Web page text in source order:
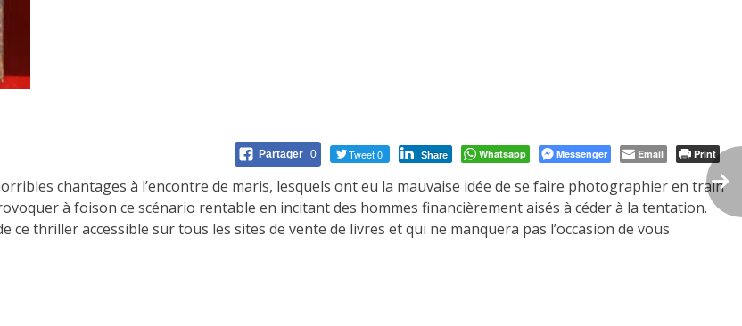
Partager 0 Tweet 0 Share Whatsapp Messenger Email Print
chantages à l’encontre de maris, lesquels ont eu la mauvaise idée de se faire photographier en train
à foison ce scénario rentable en incitant des hommes financièrement aisés à céder à la tentation.
ce thriller accessible sur tous les sites de vente de livres et qui ne manquera pas l’occasion de vous